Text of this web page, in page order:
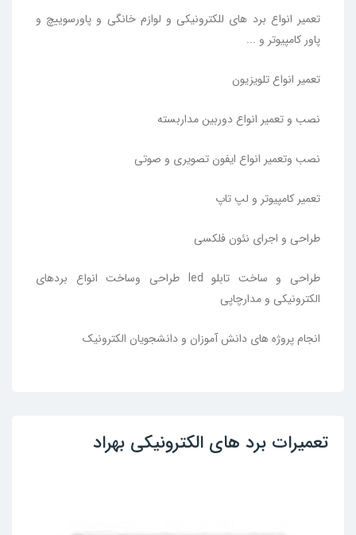
تعمیر انواع برد های للکترونیکی و لوازم خانگی و پاورسوییچ و
پاور کامپیوتر و ...
تعمیر انواع تلویزیون
نصب و تعمیر انواع دوربین مداربسته
نصب وتعمیر انواع ایفون تصویری و صوتی
تعمیر کامپیوتر و لپ تاپ
طراحی و اجرای نئون فلکسی
طراحی و ساخت تابلو led طراحی وساخت انواع بردهای
الکترونیکی و مدارچاپی
انجام پروژه های دانش آموزان و دانشجویان الکترونیک
تعمیرات برد های الکترونیکی بهراد